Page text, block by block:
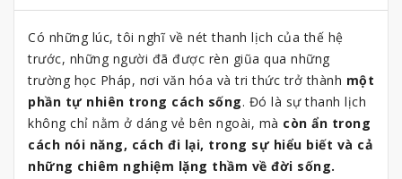
Có những lúc, tôi nghĩ về nét thanh lịch của thế hệ
trước, những người đã được rèn giũa qua những
trường học Pháp, nơi văn hóa và tri thức trở thành một
phần tự nhiên trong cách sống. Đó là sự thanh lịch
không chỉ nằm ở dáng vẻ bên ngoài, mà còn ẩn trong
cách nói năng, cách đi lại, trong sự hiểu biết và cả
những chiêm nghiệm lặng thầm về đời sống.